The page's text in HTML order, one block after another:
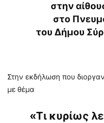
στην
στο
του Δήμου
Στην εκδήλωση που
με θέμα
«Τι κυρίως